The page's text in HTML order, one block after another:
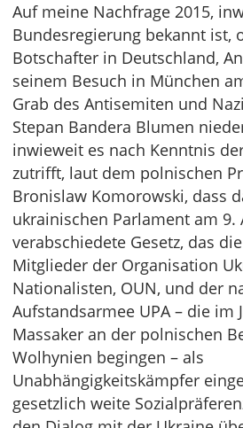
Auf meine Nachfrage 2015,
Bundesregierung bekannt ist,
Botschafter in Deutschland,
seinem Besuch in München
Grab des Antisemiten und
Stepan Bandera Blumen
inwieweit es nach Kenntnis
zutrifft, laut dem polnischen
Bronislaw Komorowski, dass
ukrainischen Parlament am 9.
verabschiedete Gesetz, das
Mitglieder der Organisation
Nationalisten, OUN, und der
Aufstandsarmee UPA – die im
Massaker an der polnischen
Wolhynien begingen – als
Unabhängigkeitskämpfer
gesetzlich weite